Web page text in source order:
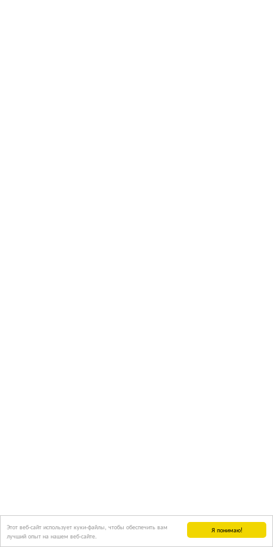
Я понимаю!
Этот веб-сайт использует куки-файлы, чтобы обеспечить вам
лучший опыт на нашем веб-сайте.